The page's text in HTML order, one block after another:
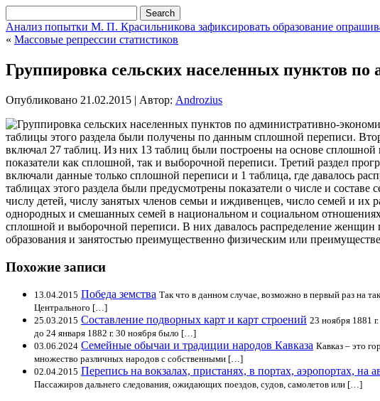
Анализ попытки М. П. Красильникова зафиксировать образование
« Массовые репрессии статистиков
Группировка сельских населенных пунктов
Опубликовано 21.02.2015 | Автор: Androzius
таблицы этого раздела были получены по данным сплошной переписи.
включал 27 таблиц. Из них 13 таблиц были построены на основе сплошной
показатели как сплошной, так и выборочной переписи. Третий раздел
включали данные только сплошной переписи и 1 таблица, где давалось
таблицах этого раздела были предусмотрены показатели о числе и
числу детей, числу занятых членов семьи и иждивенцев, число семей и их
однородных и смешанных семей в национальном и социальном
сплошной и выборочной переписи. В них давалось распределение
образования и занятостью преимущественно физическим или
Похожие записи
13.04.2015 Победа земства Так что в данном случае, возможно в первый раз на
Центрального […]
25.03.2015 Составление подворных карт и карт строений 23 ноября 1881
до 24 января 1882 г. 30 ноября было […]
03.06.2024 Семейные обычаи и традиции народов Кавказа Кавказ – это
множество различных народов с собственными […]
02.04.2015 Перепись на вокзалах, пристанях, в портах, аэропортах, на
Пассажиров дальнего следования, ожидающих поездов, судов, самолетов или […]